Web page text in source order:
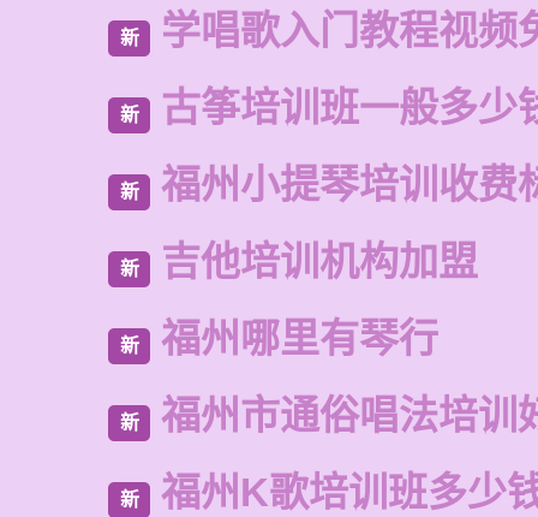
新 学唱歌入门教程视频
新 古筝培训班一般多少
新 福州小提琴培训收费
新 吉他培训机构加盟
新 福州哪里有琴行
新 福州市通俗唱法培训
新 福州K歌培训班多少